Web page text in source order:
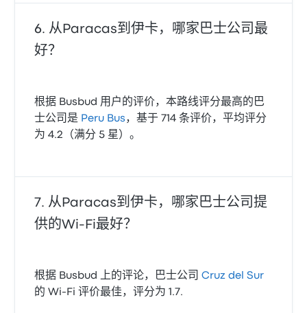
从Paracas到伊卡，哪家巴士公司最
好？
根据 Busbud 用户的评价，本路线评分最高的巴
士公司是 Peru Bus ，基于 714 条评价，平均评分
为 4.2（满分 5 星）。
从Paracas到伊卡，哪家巴士公司提
供的Wi‑Fi最好？
根据 Busbud 上的评论，巴士公司Cruz del Sur
的 Wi‑Fi 评价最佳，评分为 1.7.